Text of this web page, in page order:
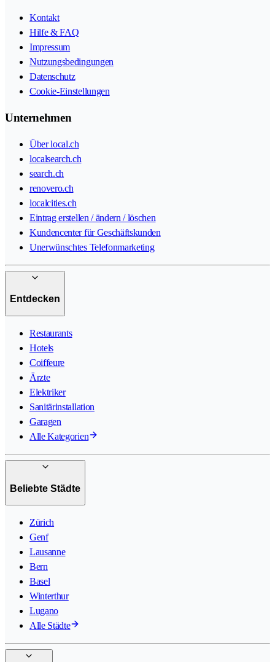
Kontakt
Hilfe & FAQ
Impressum
Nutzungsbedingungen
Datenschutz
Cookie-Einstellungen
Unternehmen
Über local.ch
localsearch.ch
search.ch
renovero.ch
localcities.ch
Eintrag erstellen / ändern / löschen
Kundencenter für Geschäftskunden
Unerwünschtes Telefonmarketing
Entdecken
Restaurants
Hotels
Coiffeure
Ärzte
Elektriker
Sanitärinstallation
Garagen
Alle Kategorien
Beliebte Städte
Zürich
Genf
Lausanne
Bern
Basel
Winterthur
Lugano
Alle Städte